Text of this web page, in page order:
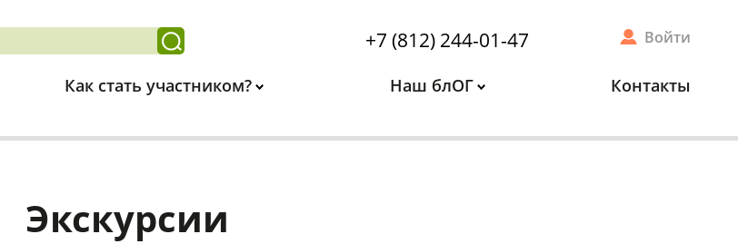
+7 (812) 244-01-47 Войти
Как стать участником? Наш блОГ Контакты
Экскурсии